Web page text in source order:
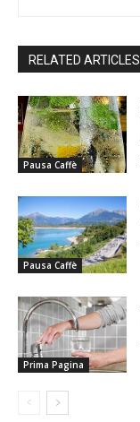
RELATED ARTICLES
Pausa Caffè
Pausa Caffè
Prima Pagina